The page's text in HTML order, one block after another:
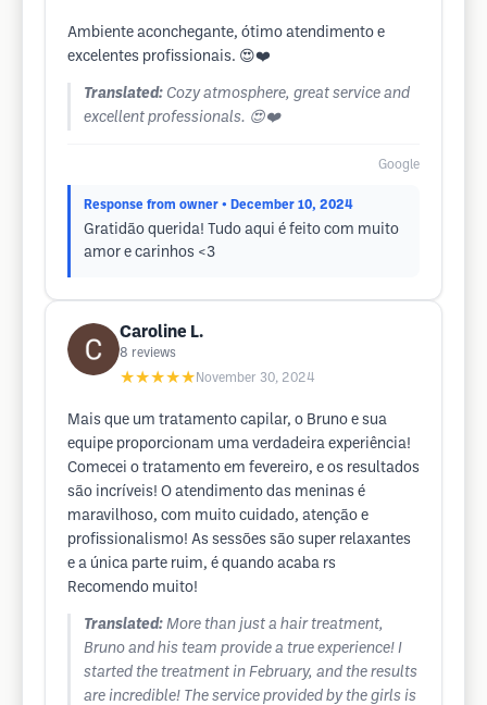
Ambiente aconchegante, ótimo atendimento e
excelentes profissionais. 😍❤️
Translated: Cozy atmosphere, great service and
excellent professionals. 😍❤️
Google
Response from owner • December 10, 2024
Gratidão querida! Tudo aqui é feito com muito
amor e carinhos <3
Caroline L.
8 reviews
★★★★★ November 30, 2024
Mais que um tratamento capilar, o Bruno e sua
equipe proporcionam uma verdadeira experiência!
Comecei o tratamento em fevereiro, e os resultados
são incríveis! O atendimento das meninas é
maravilhoso, com muito cuidado, atenção e
profissionalismo! As sessões são super relaxantes
e a única parte ruim, é quando acaba rs
Recomendo muito!
Translated: More than just a hair treatment,
Bruno and his team provide a true experience! I
started the treatment in February, and the results
are incredible! The service provided by the girls is